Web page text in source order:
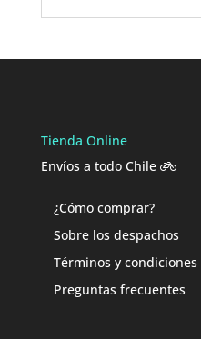
Tienda Online
Envíos a todo Chile
¿Cómo comprar?
Sobre los despachos
Términos y condiciones
Preguntas frecuentes